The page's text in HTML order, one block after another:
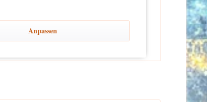
Anpassen